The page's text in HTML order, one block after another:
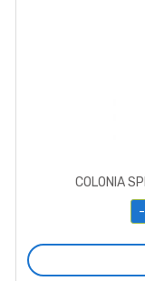
COLONIA
-